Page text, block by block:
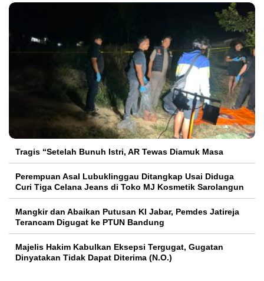
Tragis “Setelah Bunuh Istri, AR Tewas Diamuk Masa
Perempuan Asal Lubuklinggau Ditangkap Usai Diduga
Curi Tiga Celana Jeans di Toko MJ Kosmetik Sarolangun
Mangkir dan Abaikan Putusan KI Jabar, Pemdes Jatireja
Terancam Digugat ke PTUN Bandung
Majelis Hakim Kabulkan Eksepsi Tergugat, Gugatan
Dinyatakan Tidak Dapat Diterima (N.O.)